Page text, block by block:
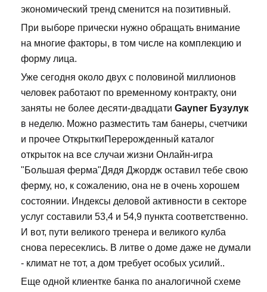
экономический тренд сменится на позитивный.
При выборе прически нужно обращать внимание
на многие факторы, в том числе на комплекцию и
форму лица.
Уже сегодня около двух с половиной миллионов
человек работают по временному контракту, они
заняты не более десяти-двадцати Gayner Бузулук
в неделю. Можно разместить там банеры, счетчики
и прочее ОткрыткиПерерожденный каталог
открыток на все случаи жизни Онлайн-игра
"Большая ферма"Дядя Джордж оставил тебе свою
ферму, но, к сожалению, она не в очень хорошем
состоянии. Индексы деловой активности в секторе
услуг составили 53,4 и 54,9 пункта соответственно.
И вот, пути великого тренера и великого кулба
снова пересеклись. В литве о доме даже не думали
- климат не тот, а дом требует особых усилий..
Еще одной клиентке банка по аналогичной схеме